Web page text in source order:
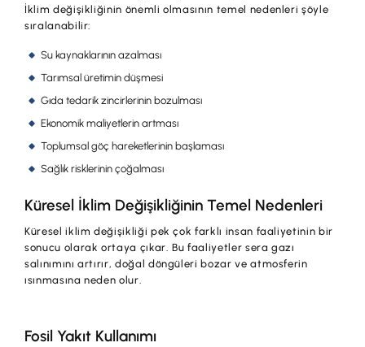
İklim değişikliğinin önemli olmasının temel nedenleri şöyle
sıralanabilir:
Su kaynaklarının azalması
Tarımsal üretimin düşmesi
Gıda tedarik zincirlerinin bozulması
Ekonomik maliyetlerin artması
Toplumsal göç hareketlerinin başlaması
Sağlık risklerinin çoğalması
Küresel İklim Değişikliğinin Temel Nedenleri
Küresel iklim değişikliği pek çok farklı insan faaliyetinin bir
sonucu olarak ortaya çıkar. Bu faaliyetler sera gazı
salınımını artırır, doğal döngüleri bozar ve atmosferin
ısınmasına neden olur.
Fosil Yakıt Kullanımı